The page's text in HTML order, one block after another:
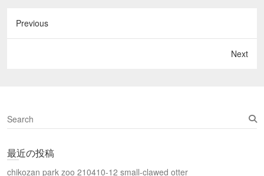
Previous
Next
S
e
r
最近の投稿
chikozan park zoo 210410-12 small-clawed otter